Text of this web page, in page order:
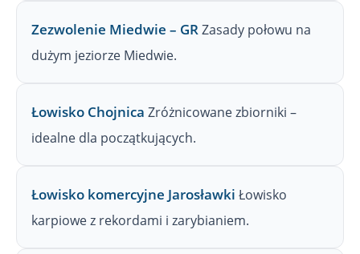
Zezwolenie Miedwie – GRZasady połowu na
dużym jeziorze Miedwie.
Łowisko Chojnica Zróżnicowane zbiorniki –
idealne dla początkujących.
Łowisko komercyjne Jarosławki Łowisko
karpiowe z rekordami i zarybianiem.